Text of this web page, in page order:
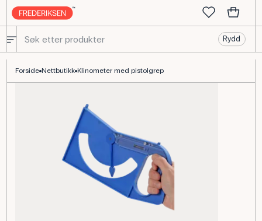
Rydd
Forside Nettbutikk Klinometer med pistolgrep